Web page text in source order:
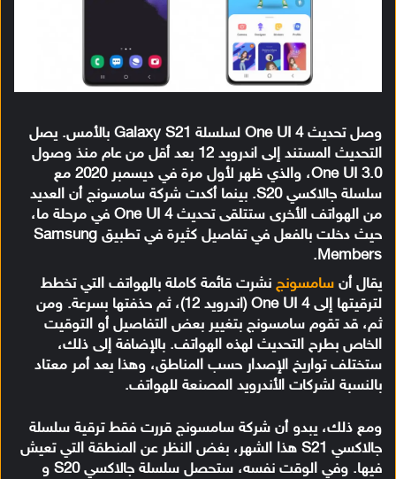
وصل تحديث One UI 4 لسلسلة Galaxy S21 بالأمس. يصل
التحديث المستند إلى اندرويد 12 بعد أقل من عام منذ وصول
One UI 3.0، والذي ظهر لأول مرة في ديسمبر 2020 مع
سلسلة جالاكسي S20. بينما أكدت شركة سامسونج أن العديد
من الهواتف الأخرى ستتلقى تحديث One UI 4 في مرحلة ما،
حيث دخلت بالفعل في تفاصيل كثيرة في تطبيق Samsung
Members.
يقال أن سامسونج نشرت قائمة كاملة بالهواتف التي تخطط
لترقيتها إلى One UI 4 (اندرويد 12)، ثم حذفتها بسرعة. ومن
ثم، قد تقوم سامسونج بتغيير بعض التفاصيل أو التوقيت
الخاص بطرح التحديث لهذه الهواتف. بالإضافة إلى ذلك،
ستختلف تواريخ الإصدار حسب المناطق، وهذا يعد أمر معتاد
بالنسبة لشركات الأندرويد المصنعة للهواتف.
ومع ذلك، يبدو أن شركة سامسونج قررت فقط ترقية سلسلة
جالاكسي S21 هذا الشهر، بغض النظر عن المنطقة التي تعيش
فيها. وفي الوقت نفسه، ستحصل سلسلة جالاكسي S20 و